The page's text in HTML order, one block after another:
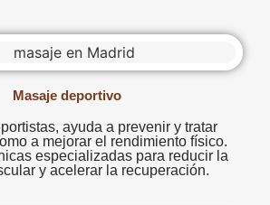
Masaje deportivo
ayuda a prevenir y tratar
a mejorar el rendimiento físico.
especializadas para reducir la
y acelerar la recuperación.